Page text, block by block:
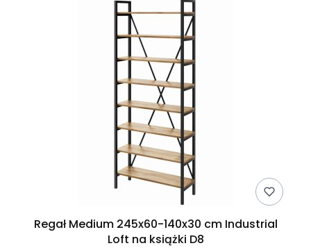
Regał Medium 245x60-140x30 cm Industrial
Loft na książki D8